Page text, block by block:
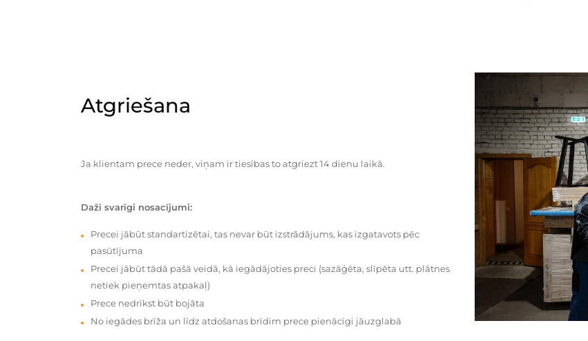
Atgriešana
Ja klientam prece neder, viņam ir tiesības to atgriezt 14 dienu laikā.
Daži svarīgi nosacījumi:
Precei jābūt standartizētai, tas nevar būt izstrādājums, kas izgatavots pēc
pasūtījuma
Precei jābūt tādā pašā veidā, kā iegādājoties preci (sazāģēta, slīpēta utt. plātnes
netiek pieņemtas atpakaļ)
Prece nedrīkst būt bojāta
No iegādes brīža un līdz atdošanas brīdim prece pienācīgi jāuzglabā